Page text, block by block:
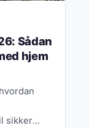
Sådan
hjem
sikker